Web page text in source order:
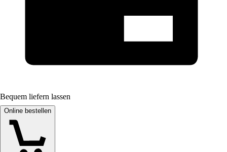
Bequem liefern lassen
Online bestellen